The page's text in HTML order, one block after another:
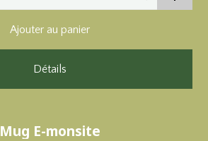
Ajouter au panier
Détails
Mug E-monsite